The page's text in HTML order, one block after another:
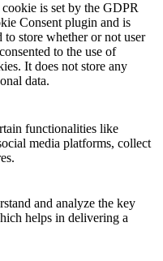
is set by the GDPR
Consent plugin and is
to store whether or not user
to the use of
It does not store any
data.
functionalities like
media platforms, collect
and analyze the key
helps in delivering a